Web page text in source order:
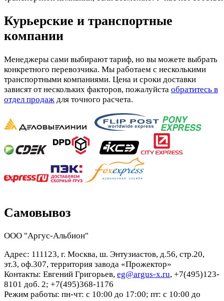
Курьерские и транспортные
компании
Менеджеры сами выбирают тариф, но вы можете выбрать
конкретного перевозчика. Мы работаем с несколькими
транспортными компаниями. Цена и сроки доставки
зависят от нескольких факторов, пожалуйста обратитесь в
отдел продаж для точного расчета.
Самовывоз
ООО "Аргус-Альбион"
Адрес: 111123, г. Москва, ш. Энтузиастов, д.56, стр.20,
эт.3, оф.307, территория завода «Прожектор»
Контакты: Евгений Григорьев, eg@argus-x.ru, +7(495)123-
8101 доб. 2; +7(495)368-1176
Режим работы: пн-чт: с 10:00 до 17:00; пт: с 10:00 до